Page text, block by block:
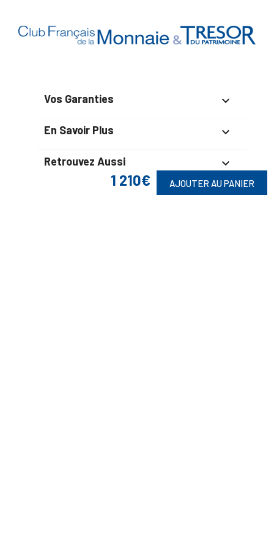
1 210€ AJOUTER AU PANIER
Vos Garanties 
En Savoir Plus 
Retrouvez Aussi 